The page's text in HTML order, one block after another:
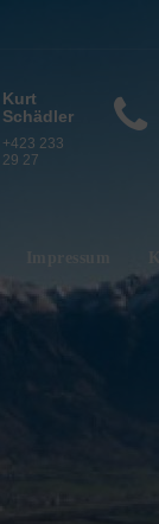
Kurt
Schädler
+423 233
29 27